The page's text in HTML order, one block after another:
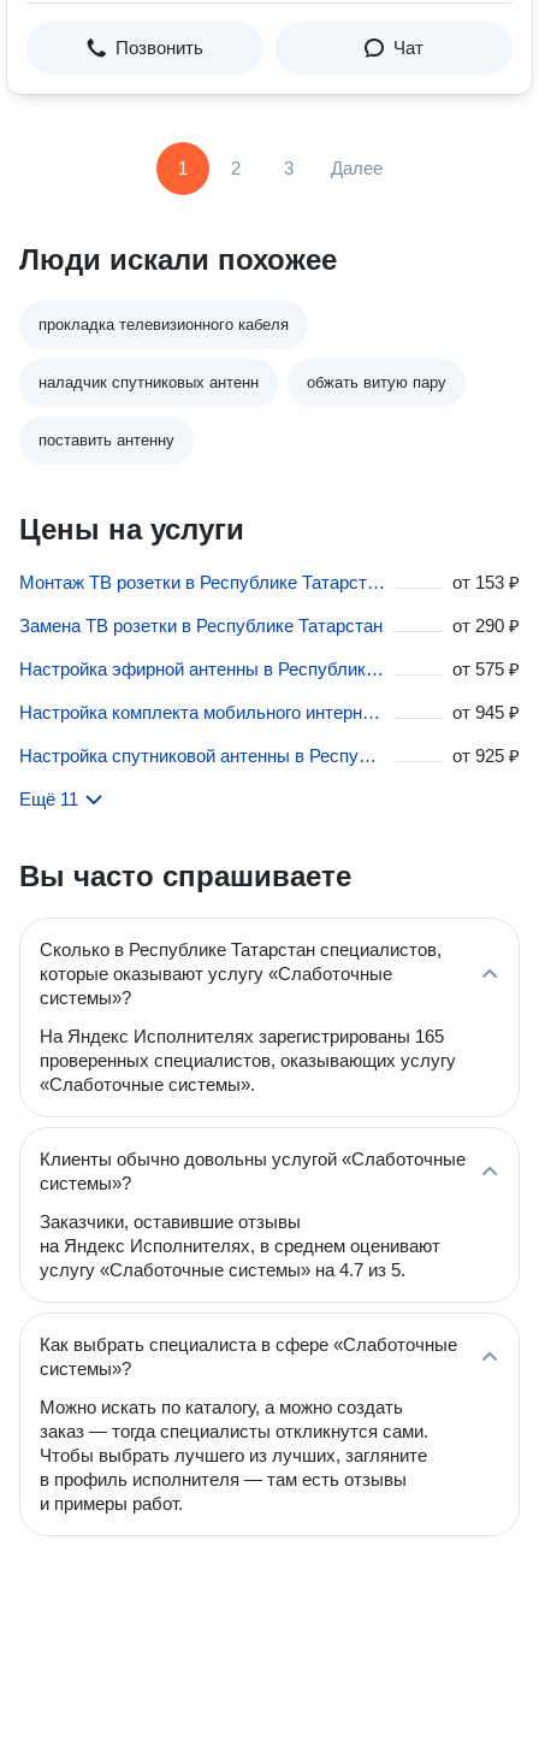
Позвонить Чат
1 2 3 Далее
Люди искали похожее
прокладка телевизионного кабеля
наладчик спутниковых антенн обжать витую пару
поставить антенну
Цены на услуги
Монтаж ТВ розетки в Республике Татарстан от 153 ₽
Замена ТВ розетки в Республике Татарстан от 290 ₽
Настройка эфирной антенны в Республике Татарстан от 575 ₽
Настройка комплекта мобильного интернета в Республике Татарстан от 945 ₽
Настройка спутниковой антенны в Республике Татарстан от 925 ₽
Ещё 11
Вы часто спрашиваете
Сколько в Республике Татарстан специалистов,
которые оказывают услугу «Слаботочные
системы»?
На Яндекс Исполнителях зарегистрированы 165
проверенных специалистов, оказывающих услугу
«Слаботочные системы».
Клиенты обычно довольны услугой «Слаботочные
системы»?
Заказчики, оставившие отзывы
на Яндекс Исполнителях, в среднем оценивают
услугу «Слаботочные системы» на 4.7 из 5.
Как выбрать специалиста в сфере «Слаботочные
системы»?
Можно искать по каталогу, а можно создать
заказ — тогда специалисты откликнутся сами.
Чтобы выбрать лучшего из лучших, загляните
в профиль исполнителя — там есть отзывы
и примеры работ.